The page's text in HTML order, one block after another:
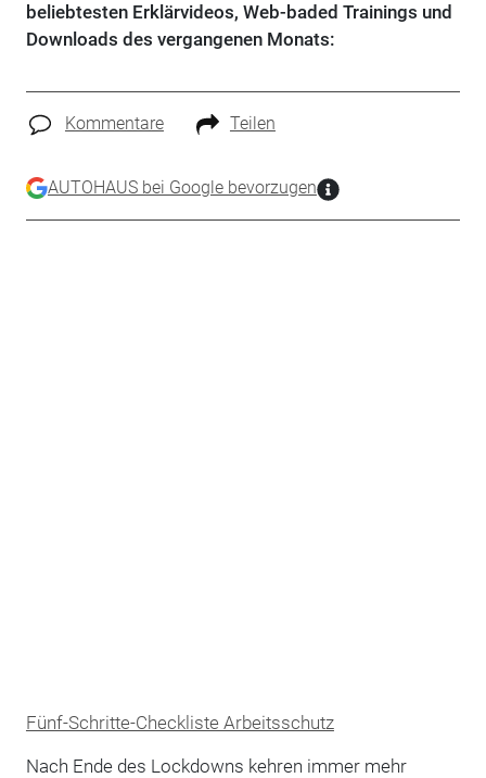
beliebtesten Erklärvideos, Web-baded Trainings und
Downloads des vergangenen Monats:
Kommentare Teilen
AUTOHAUS bei Google bevorzugen
Fünf-Schritte-Checkliste Arbeitsschutz
Nach Ende des Lockdowns kehren immer mehr